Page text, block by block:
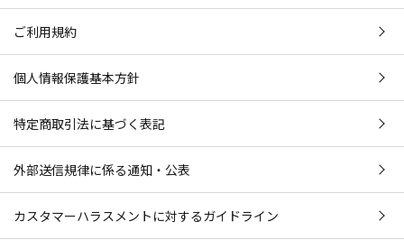
ご利用規約
個人情報保護基本方針
特定商取引法に基づく表記
外部送信規律に係る通知・公表
カスタマーハラスメントに対するガイドライン